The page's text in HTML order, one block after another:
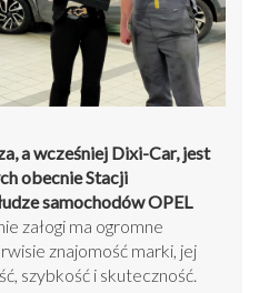
a wcześniej Dixi-Car, jest
obecnie Stacji
samochodów OPEL
załogi ma ogromne
znajomość marki, jej
szybkość i skuteczność.